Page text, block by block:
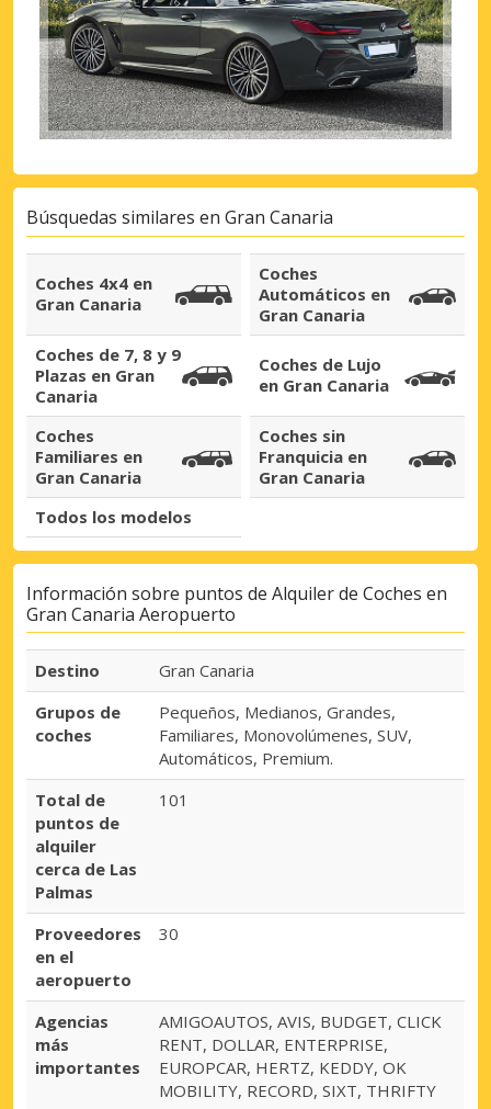
Búsquedas similares en Gran Canaria
Coches 4x4 en
Gran Canaria
Coches
Automáticos en
Gran Canaria
Coches de 7, 8 y 9
Plazas en Gran
Canaria
Coches de Lujo
en Gran Canaria
Coches
Familiares en
Gran Canaria
Coches sin
Franquicia en
Gran Canaria
Todos los modelos
Información sobre puntos de Alquiler de Coches en
Gran Canaria Aeropuerto
Destino
Gran Canaria
Grupos de
coches
Pequeños, Medianos, Grandes,
Familiares, Monovolúmenes, SUV,
Automáticos, Premium.
Total de
puntos de
alquiler
cerca de Las
Palmas
101
Proveedores
en el
aeropuerto
30
Agencias
más
importantes
AMIGOAUTOS, AVIS, BUDGET, CLICK
RENT, DOLLAR, ENTERPRISE,
EUROPCAR, HERTZ, KEDDY, OK
MOBILITY, RECORD, SIXT, THRIFTY